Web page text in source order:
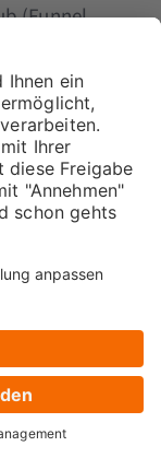
(Funnel
GA4 sehr
das
– gut
das
keinen